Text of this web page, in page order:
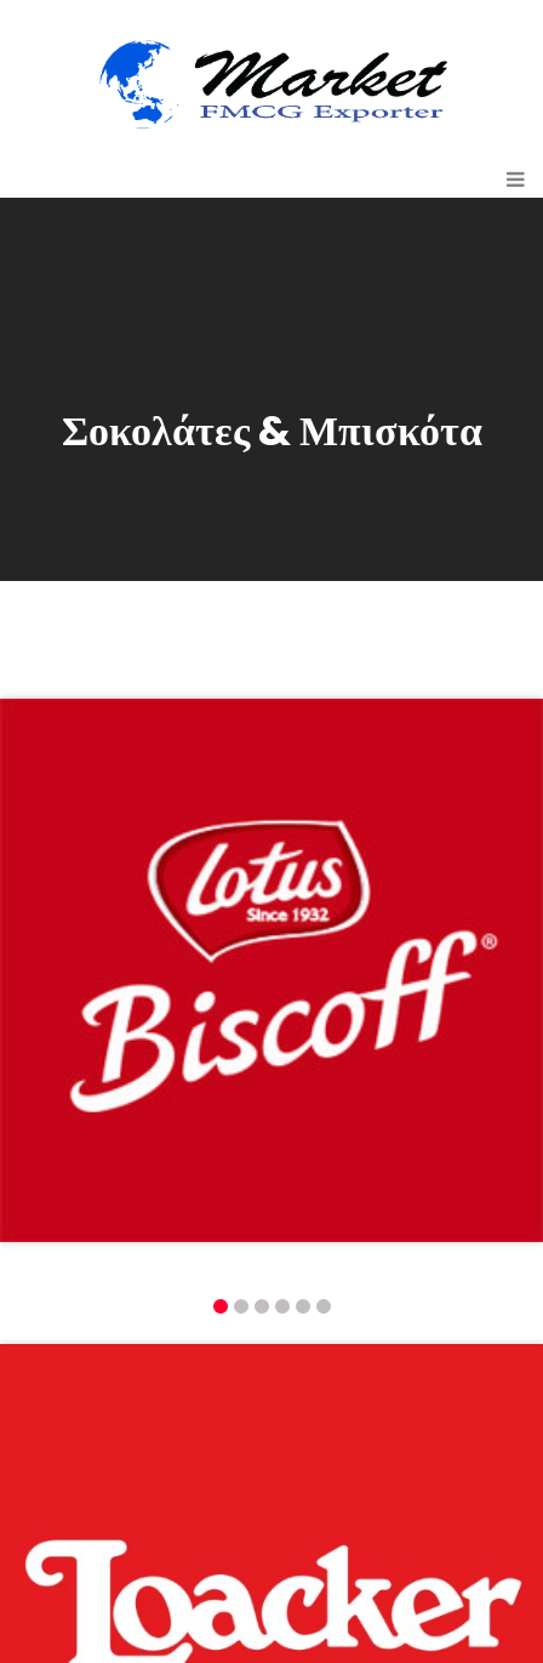
Σοκολάτες & Μπισκότα